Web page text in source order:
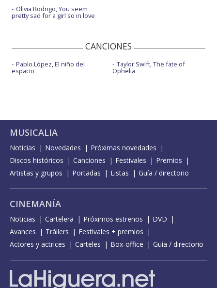
Olivia Rodrigo, You seem
pretty sad for a girl so in love
CANCIONES
Pablo López, El niño del
espacio
Taylor Swift, The fate of
Ophelia
MUSICALIA
Noticias Novedades
Próximas novedades
Discos históricos
Canciones Festivales
Premios
Artistas y grupos
Portadas Listas Guía / directorio
CINEMANÍA
Noticias Cartelera Próximos estrenos
DVD
Avances
Tráilers
Festivales + premios
Actores y actrices
Carteles Box-office Guía / directorio